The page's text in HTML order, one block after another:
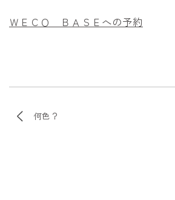
ＷＥＣＯ ＢＡＳＥへの予約
何色？